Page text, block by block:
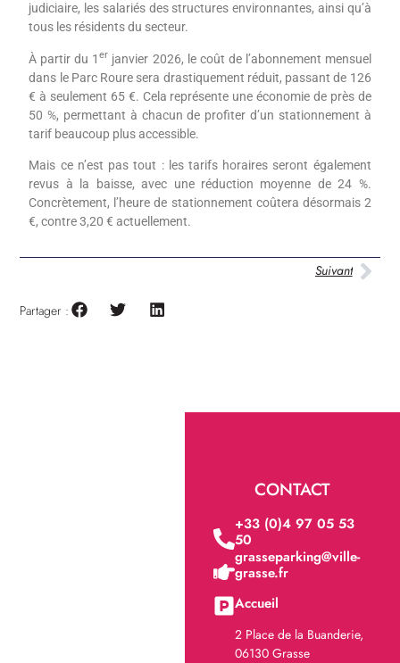
judiciaire, les salariés des structures environnantes, ainsi qu’à
tous les résidents du secteur.
À partir du 1er janvier 2026, le coût de l’abonnement mensuel
dans le Parc Roure sera drastiquement réduit, passant de 126
€ à seulement 65 €. Cela représente une économie de près de
50 %, permettant à chacun de profiter d’un stationnement à
tarif beaucoup plus accessible.
Mais ce n’est pas tout : les tarifs horaires seront également
revus à la baisse, avec une réduction moyenne de 24 %.
Concrètement, l’heure de stationnement coûtera désormais 2
€, contre 3,20 € actuellement.
Suivant
Partager :
CONTACT
+33 (0)4 97 05 53
50
grasseparking@ville-
grasse.fr
Accueil
2 Place de la Buanderie,
06130 Grasse